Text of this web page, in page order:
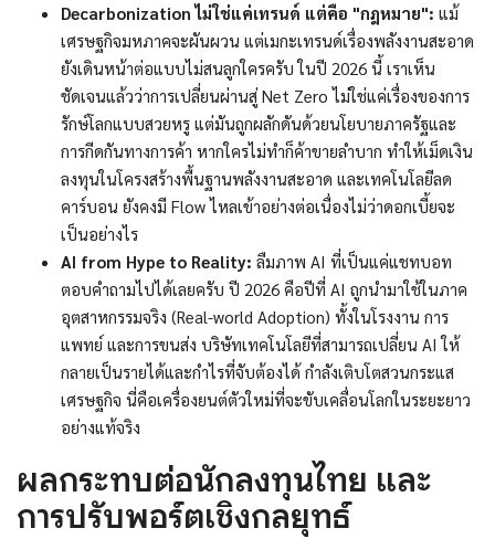
Decarbonization ไม่ใช่แค่เทรนด์ แต่คือ "กฎหมาย": แม้
เศรษฐกิจมหภาคจะผันผวน แต่เมกะเทรนด์เรื่องพลังงานสะอาด
ยังเดินหน้าต่อแบบไม่สนลูกใครครับ ในปี 2026 นี้ เราเห็น
ชัดเจนแล้วว่าการเปลี่ยนผ่านสู่ Net Zero ไม่ใช่แค่เรื่องของการ
รักษ์โลกแบบสวยหรู แต่มันถูกผลักดันด้วยนโยบายภาครัฐและ
การกีดกันทางการค้า หากใครไม่ทำก็ค้าขายลำบาก ทำให้เม็ดเงิน
ลงทุนในโครงสร้างพื้นฐานพลังงานสะอาด และเทคโนโลยีลด
คาร์บอน ยังคงมี Flow ไหลเข้าอย่างต่อเนื่องไม่ว่าดอกเบี้ยจะ
เป็นอย่างไร
AI from Hype to Reality: ลืมภาพ AI ที่เป็นแค่แชทบอท
ตอบคำถามไปได้เลยครับ ปี 2026 คือปีที่ AI ถูกนำมาใช้ในภาค
อุตสาหกรรมจริง (Real-world Adoption) ทั้งในโรงงาน การ
แพทย์ และการขนส่ง บริษัทเทคโนโลยีที่สามารถเปลี่ยน AI ให้
กลายเป็นรายได้และกำไรที่จับต้องได้ กำลังเติบโตสวนกระแส
เศรษฐกิจ นี่คือเครื่องยนต์ตัวใหม่ที่จะขับเคลื่อนโลกในระยะยาว
อย่างแท้จริง
ผลกระทบต่อนักลงทุนไทย และ
การปรับพอร์ตเชิงกลยุทธ์